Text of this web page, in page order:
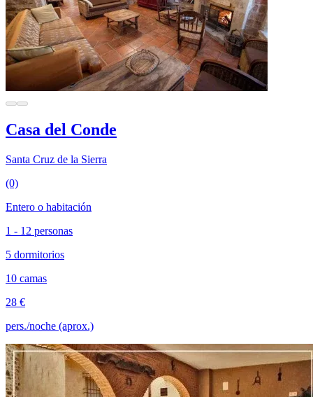
Casa del Conde
Santa Cruz de la Sierra
(0)
Entero o habitación
1 - 12 personas
5 dormitorios
10 camas
28 €
pers./noche (aprox.)